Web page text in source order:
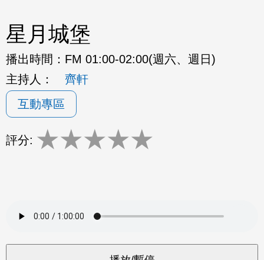
星月城堡
播出時間： FM 01:00-02:00(週六、週日)
主持人：
齊軒
互動專區
評分: ★★★★★